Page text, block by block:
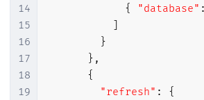
14
15
16
17
18
19
{
"database" :
]
}
} ,
{
"refresh" :
{